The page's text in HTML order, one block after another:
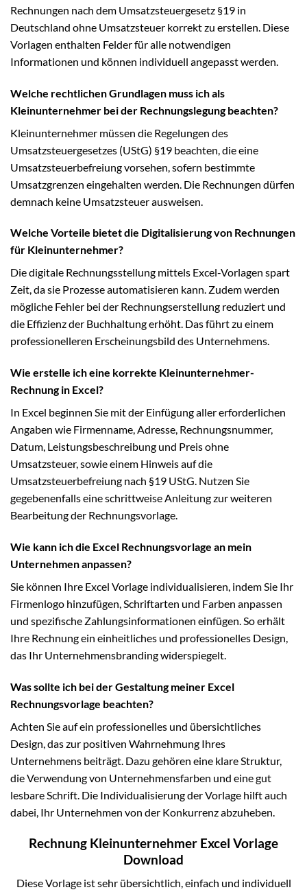
Rechnungen nach dem Umsatzsteuergesetz §19 in
Deutschland ohne Umsatzsteuer korrekt zu erstellen. Diese
Vorlagen enthalten Felder für alle notwendigen
Informationen und können individuell angepasst werden.
Welche rechtlichen Grundlagen muss ich als
Kleinunternehmer bei der Rechnungslegung beachten?
Kleinunternehmer müssen die Regelungen des
Umsatzsteuergesetzes (UStG) §19 beachten, die eine
Umsatzsteuerbefreiung vorsehen, sofern bestimmte
Umsatzgrenzen eingehalten werden. Die Rechnungen dürfen
demnach keine Umsatzsteuer ausweisen.
Welche Vorteile bietet die Digitalisierung von Rechnungen
für Kleinunternehmer?
Die digitale Rechnungsstellung mittels Excel-Vorlagen spart
Zeit, da sie Prozesse automatisieren kann. Zudem werden
mögliche Fehler bei der Rechnungserstellung reduziert und
die Effizienz der Buchhaltung erhöht. Das führt zu einem
professionelleren Erscheinungsbild des Unternehmens.
Wie erstelle ich eine korrekte Kleinunternehmer-
Rechnung in Excel?
In Excel beginnen Sie mit der Einfügung aller erforderlichen
Angaben wie Firmenname, Adresse, Rechnungsnummer,
Datum, Leistungsbeschreibung und Preis ohne
Umsatzsteuer, sowie einem Hinweis auf die
Umsatzsteuerbefreiung nach §19 UStG. Nutzen Sie
gegebenenfalls eine schrittweise Anleitung zur weiteren
Bearbeitung der Rechnungsvorlage.
Wie kann ich die Excel Rechnungsvorlage an mein
Unternehmen anpassen?
Sie können Ihre Excel Vorlage individualisieren, indem Sie Ihr
Firmenlogo hinzufügen, Schriftarten und Farben anpassen
und spezifische Zahlungsinformationen einfügen. So erhält
Ihre Rechnung ein einheitliches und professionelles Design,
das Ihr Unternehmensbranding widerspiegelt.
Was sollte ich bei der Gestaltung meiner Excel
Rechnungsvorlage beachten?
Achten Sie auf ein professionelles und übersichtliches
Design, das zur positiven Wahrnehmung Ihres
Unternehmens beiträgt. Dazu gehören eine klare Struktur,
die Verwendung von Unternehmensfarben und eine gut
lesbare Schrift. Die Individualisierung der Vorlage hilft auch
dabei, Ihr Unternehmen von der Konkurrenz abzuheben.
Rechnung Kleinunternehmer Excel Vorlage
Download
Diese Vorlage ist sehr übersichtlich, einfach und individuell